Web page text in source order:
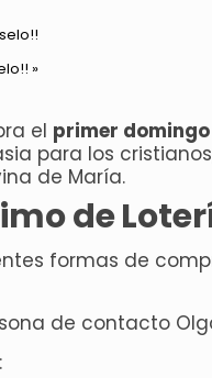
»
el primer
para los
de María.
de
formas de
de contacto